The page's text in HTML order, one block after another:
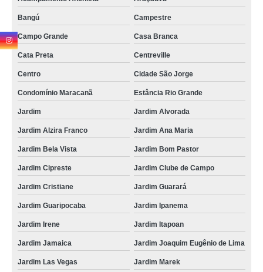
tartarectomia em cachorro agendar Jardim Itapoan
onde fazer limpeza de tártaro para gatos Nova Gerty
limpeza de tártaro canino agendar Vila Assunção
limpeza de tártaro canino São José
limpeza dentária canina Parque Novo Oratório
onde fazer limpeza de tártaro canino Barcelona
limpeza de tártaro para cães Rio Bonito
tartarectomia em animais agendar Parque das Nações
limpeza de tártaro de cães agendar Rio Bonito
onde faz limpeza de tártaro de cães Parque Oratório
onde fazer limpeza de tártaro para cães Parque América
Bangú Campestre
Campo Grande Casa Branca
Cata Preta Centreville
Centro Cidade São Jorge
Condomínio Maracanã Estância Rio Grande
Jardim Jardim Alvorada
Jardim Alzira Franco Jardim Ana Maria
Jardim Bela Vista Jardim Bom Pastor
Jardim Cipreste Jardim Clube de Campo
Jardim Cristiane Jardim Guarará
Jardim Guaripocaba Jardim Ipanema
Jardim Irene Jardim Itapoan
Jardim Jamaica Jardim Joaquim Eugênio de Lima
Jardim Las Vegas Jardim Marek